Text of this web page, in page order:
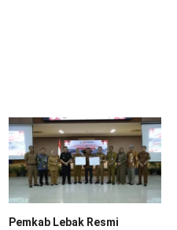
Pemkab Lebak Resmi